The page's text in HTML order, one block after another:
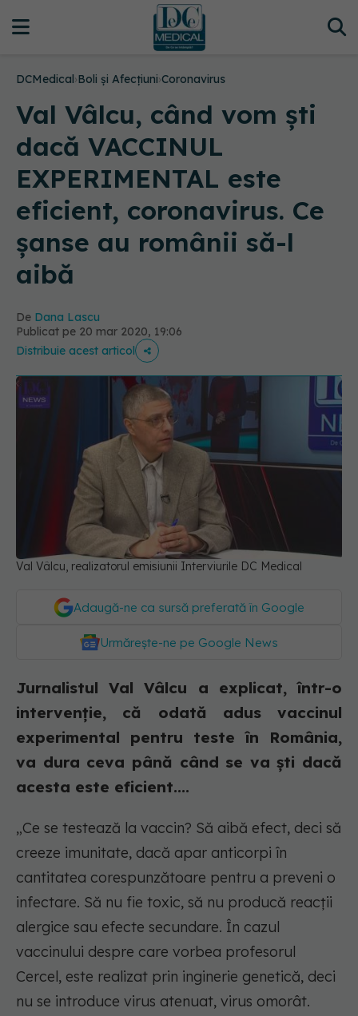
DCMedical›Boli și Afecțiuni›Coronavirus
Val Vâlcu, când vom ști
dacă VACCINUL
EXPERIMENTAL este
eficient, coronavirus. Ce
șanse au românii să-l
aibă
De Dana Lascu
Publicat pe 20 mar 2020, 19:06
Distribuie acest articol
Val Vâlcu, realizatorul emisiunii Interviurile DC Medical
Adaugă-ne ca sursă preferată în Google
Urmărește-ne pe Google News
Jurnalistul Val Vâlcu a explicat, într-o
intervenție, că odată adus vaccinul
experimental pentru teste în România,
va dura ceva până când se va ști dacă
acesta este eficient....
„Ce se testează la vaccin? Să aibă efect, deci să
creeze imunitate, dacă apar anticorpi în
cantitatea corespunzătoare pentru a preveni o
infectare. Să nu fie toxic, să nu producă reacții
alergice sau efecte secundare. În cazul
vaccinului despre care vorbea profesorul
Cercel, este realizat prin inginerie genetică, deci
nu se introduce virus atenuat, virus omorât.